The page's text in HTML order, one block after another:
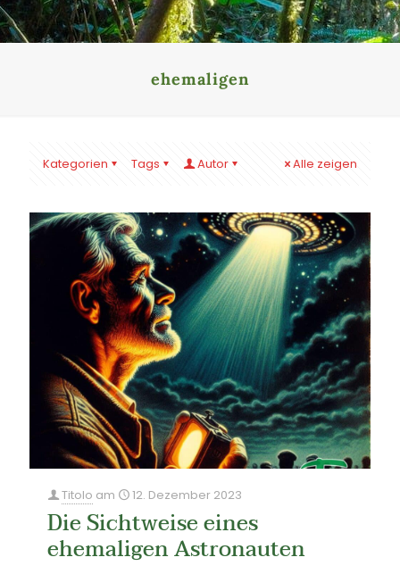
ehemaligen
Kategorien Tags Autor Alle zeigen
Titolo am 12. Dezember 2023
Die Sichtweise eines
ehemaligen Astronauten